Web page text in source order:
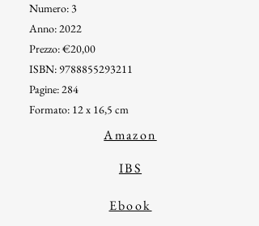
Numero: 3
Anno: 2022
Prezzo: €20,00
ISBN: 9788855293211
Pagine: 284
Formato: 12 x 16,5 cm
Amazon
IBS
Ebook